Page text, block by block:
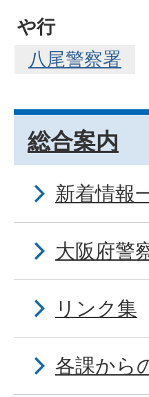
や行
八尾警察署
総合案内
新着情報
大阪府警
リンク集
各課から